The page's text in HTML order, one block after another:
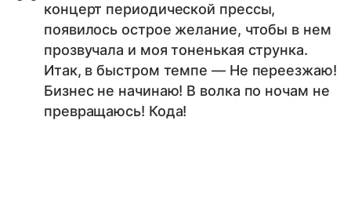
концерт периодической прессы,
появилось острое желание, чтобы в нем
прозвучала и моя тоненькая струнка.
Итак, в быстром темпе — Не переезжаю!
Бизнес не начинаю! В волка по ночам не
превращаюсь! Кода!